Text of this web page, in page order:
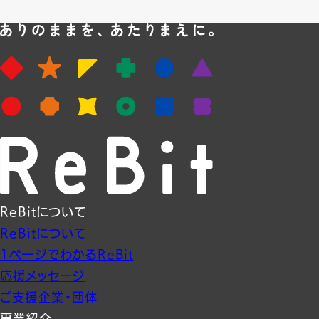
ReBitについて
ReBitについて
1ページでわかるReBit
応援メッセージ
ご支援企業・団体